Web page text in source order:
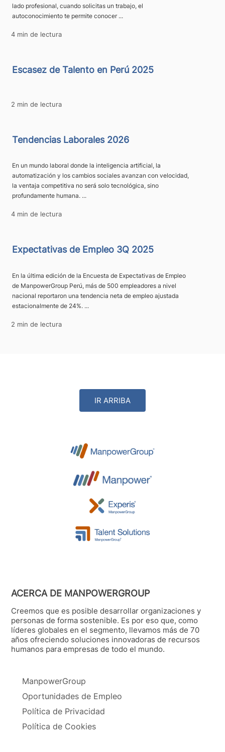
lado profesional, cuando solicitas un trabajo, el
autoconocimiento te permite conocer ...
4 min de lectura
Escasez de Talento en Perú 2025
2 min de lectura
Tendencias Laborales 2026
En un mundo laboral donde la inteligencia artificial, la
automatización y los cambios sociales avanzan con velocidad,
la ventaja competitiva no será solo tecnológica, sino
profundamente humana. ...
4 min de lectura
Expectativas de Empleo 3Q 2025
En la última edición de la Encuesta de Expectativas de Empleo
de ManpowerGroup Perú, más de 500 empleadores a nivel
nacional reportaron una tendencia neta de empleo ajustada
estacionalmente de 24%. ...
2 min de lectura
IR ARRIBA
ACERCA DE MANPOWERGROUP
Creemos que es posible desarrollar organizaciones y
personas de forma sostenible. Es por eso que, como
líderes globales en el segmento, llevamos más de 70
años ofreciendo soluciones innovadoras de recursos
humanos para empresas de todo el mundo.
ManpowerGroup
Oportunidades de Empleo
Política de Privacidad
Política de Cookies